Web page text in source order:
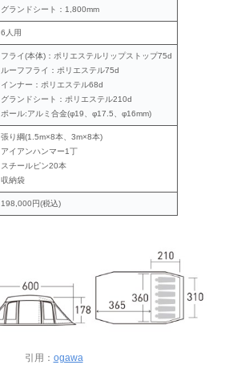
グランドシート：1,800mm
6人用
フライ(本体)：ポリエステルリップストップ75d
ルーフフライ：ポリエステル75d
インナー：ポリエステル68d
グランドシート：ポリエステル210d
ポール:アルミ合金(φ19、φ17.5、φ16mm)
張り綱(1.5m×8本、3m×8本)
アイアンハンマー1丁
スチールピン20本
収納袋
198,000円(税込)
引用： ogawa